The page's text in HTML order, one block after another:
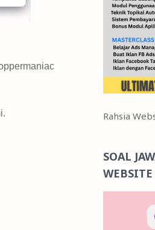
Rahsia
SOAL
WEBSITE